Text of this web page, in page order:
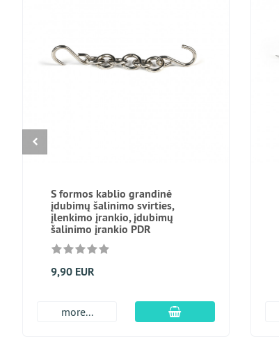
S formos kablio grandinė
įdubimų šalinimo svirties,
įlenkimo įrankio, įdubimų
šalinimo įrankio PDR
9,90 EUR
more... Įdėti į krepšį